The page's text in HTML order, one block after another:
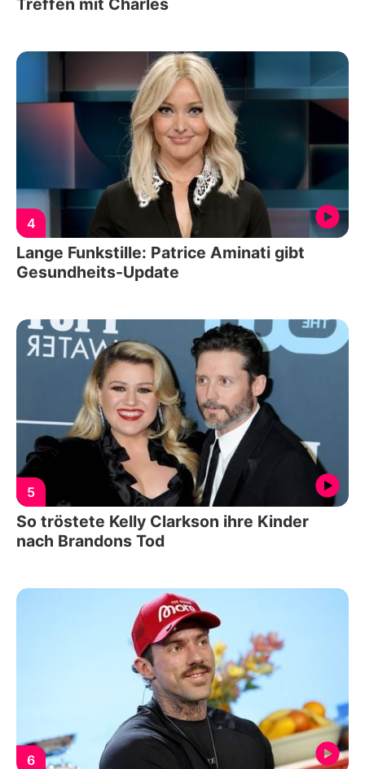
4
Lange Funkstille: Patrice Aminati gibt
Gesundheits-Update
5
So tröstete Kelly Clarkson ihre Kinder
nach Brandons Tod
6